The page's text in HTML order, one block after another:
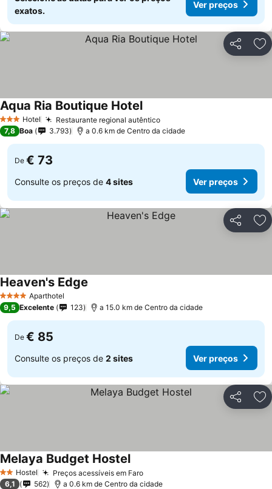
exatos.
Ver preços
Partilhar
3 EstrelasHotel Restaurante regional autêntico
Aqua Ria Boutique Hotel
7,8 Boa 3.793 a 0.6 km de Centro da cidade
De € 73
Consulte os preços de 4 sites Ver preços
Partilhar
4 EstrelasAparthotel
Heaven's Edge
9,5 Excelente 123 a 15.0 km de Centro da cidade
De € 85
Consulte os preços de 2 sites Ver preços
Partilhar
2 Estrelas
Hostel Preços acessíveis em Faro
Melaya Budget Hostel
6,1 562 a 0.6 km de Centro da cidade